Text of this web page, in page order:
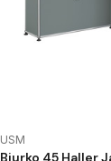
USM
Biurko 45 Haller